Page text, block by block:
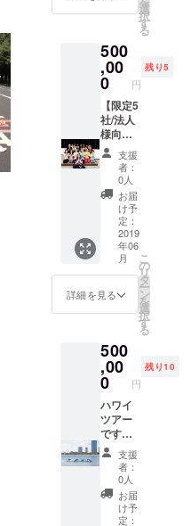
情がご
ざいま
には、
期限の
延長は
応相談
とさせ
て頂き
ます。
点； 体
の状態
せて施
術を行
い、体
全体に
アプ
ローチ
しま
す。バ
ランス
を整
え、自
分自身
で健康
になろ
うとす
る力を
取り戻
す事を
目指し
ます。
の疲れ
・冷え
性や浮
腫み ・
首や肩
などの
凝り ・
慢性的
な頭痛
や腰痛
緩和 ・
リラク
ゼー
ス致し
ます。
定；
2019年
7月〜定
期的に
開催致
しま
す。 講
座内
容；各
20時間
（合計
40時
間） ・
ハン
モック
やカラ
ビナな
どの器
具につ
いて ・
ポーズ
（アー
サナ）
・シー
クエン
スの作
り方 ・
実習
（クラ
ス構
成） 破
格の値
段故、
レーニ
ングで
です
し、希
望のエ
クササ
イズを
選択し
ても、
エクサ
サイズ
とマッ
サージ
のミッ
クス
（合計
１８０
分以内
なら）
可能で
す。 ま
た、
サージ
につい
て、
「法令
に基づ
く医
療、診
療行為
ではご
ざいま
せん。
効果に
は個人
剖学を
基礎か
ます。
＜クラ
ス例＞
6:00
Meditati
on 瞑想
7:00
Pranay
ama 呼
吸法
7:15
Yoga
Asana
ヨガ
9:00
Breakf
ast
朝食
10:30
Meditati
ve Walk
散歩
12:30
Lunch/T
ea time
昼食
15:00
Lecture
&
Discus
sion 座
学
16:00
Yoga
ラティ
スマッ
ループ
＆プラ
イベー
トレッ
スン)、
リ
フォー
マーを
はじめ
とした
マシン
ピラ
ティス
(グルー
プ＆プ
ライ
ベート
レッス
ン)を、
有名ス
を回り
ます。
マン
ハッタ
ン中心
にある
アパー
トメン
トに共
同生活
をしま
す。
（知り
バラン
スト
ング、
キネシ
ス、ピ
ラティ
スリ
フォー
マーの
レッス
ン、VR
エクサ
サイ
ズ、か
ら好き
なメ
ニュー
を選択
いただ
くこと
も可能
です。
式マッ
サー
ジ、ハ
ワイロ
ミロ
ミ、中
国式オ
イル
マッ
サージ
推拿
（すい
な）、
の言葉
で全て
れてき
まし
た。 私
は長く
は生き
られま
せん。
生きて
いるう
ちに
「私
KAORI
が２３
年間学
んだ全
てを、
この新
しい体
の総合
病院
３ヶ月
間であ
なたに
すべて
移植し
ま
す！！
」
KAORI
にしか
出来な
い「イ
ンスト
選
択
す
る
500
,00
0 円
残り5
【限定5
社/法人
様向
け】 1
年間掲
載！ス
ポン
サープ
ン！！
取材の
際、指
導教本
やDVD
を作成
の際、
ペース
に御社
のロゴ
およぼ
広告を
掲載致
しま
す。 ま
た、HP
にリン
クを貼
りま
す。 ま
支援
者：
0人
お届
け予
定：
2019
年06
月
詳細を見る
こ
の
リ
タ
ー
ン
を
選
択
す
る
500
,00
0 円
残り10
ハワイ
ツアー
です！
ハワイ
では、
生活の
一部と
して自
分の人
支援
者：
0人
お届
け予
定：